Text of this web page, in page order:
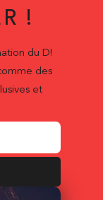
!
du D!
des
et